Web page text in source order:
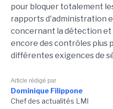
pour bloquer totalement
rapports d'administration
concernant la détection et
encore des contrôles plus
différentes exigences de
Article rédigé par
Dominique Filippone
Chef des actualités LMI